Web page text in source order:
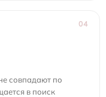
04
совпадают по
в поиск